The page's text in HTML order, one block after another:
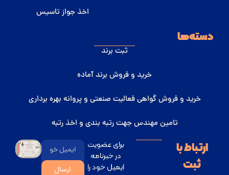
اخذ جواز تاسیس
دسته‌ها
ثبت برند
خرید و فروش برند آماده
خرید و فروش گواهی فعالیت صنعتی و پروانه بهره برداری
تامین مهندس جهت رتبه بندی و اخذ رتبه
ارتباط با
ثبت
برای عضویت
در خبرنامه
ایمیل خود را
ارسال